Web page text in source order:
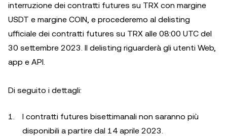
interruzione dei contratti futures su TRX con margine
USDT e margine COIN, e procederemo al delisting
ufficiale dei contratti futures su TRX alle 08:00 UTC del
30 settembre 2023. Il delisting riguarderà gli utenti Web,
app e API.
Di seguito i dettagli:
I contratti futures bisettimanali non saranno più
disponibili a partire dal 14 aprile 2023.